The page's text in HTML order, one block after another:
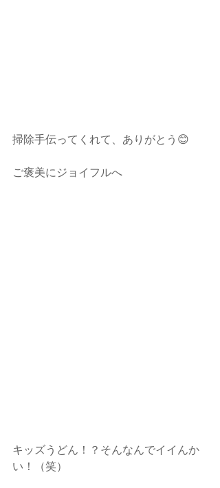
掃除手伝ってくれて、ありがとう😊
ご褒美にジョイフルへ
キッズうどん！？そんなんでイイんか
い！（笑）